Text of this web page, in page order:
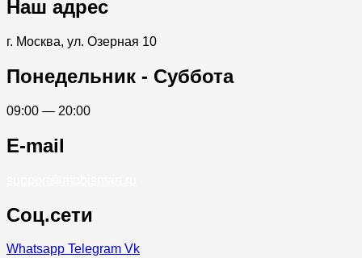
Наш адрес
г. Москва, ул. Озерная 10
Понедельник - Суббота
09:00 — 20:00
E-mail
Соц.сети
Whatsapp Telegram Vk